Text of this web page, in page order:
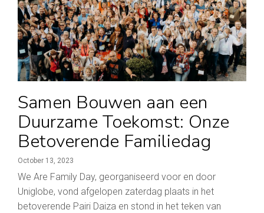
Samen Bouwen aan een
Duurzame Toekomst: Onze
Betoverende Familiedag
October 13, 2023
We Are Family Day, georganiseerd voor en door
Uniglobe, vond afgelopen zaterdag plaats in het
betoverende Pairi Daiza en stond in het teken van